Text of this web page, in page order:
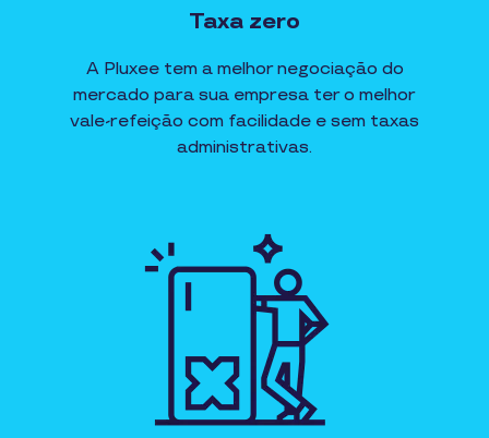
Taxa zero
A Pluxee tem a melhor negociação do
mercado para sua empresa ter o melhor
vale-refeição com facilidade e sem taxas
administrativas.